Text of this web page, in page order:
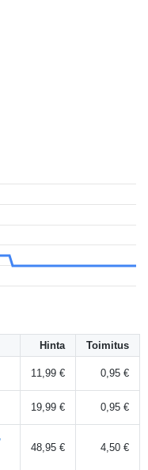
Hinta Toimitus
11,99 € 0,95 €
19,99 € 0,95 €
48,95 € 4,50 €